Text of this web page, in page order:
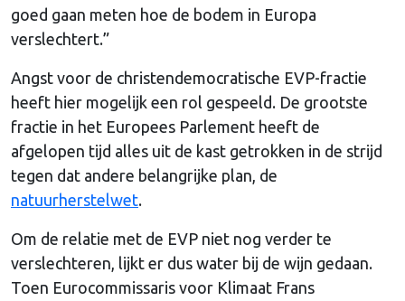
goed gaan meten hoe de bodem in Europa
verslechtert.”
Angst voor de christendemocratische EVP-fractie
heeft hier mogelijk een rol gespeeld. De grootste
fractie in het Europees Parlement heeft de
afgelopen tijd alles uit de kast getrokken in de strijd
tegen dat andere belangrijke plan, de
natuurherstelwet.
Om de relatie met de EVP niet nog verder te
verslechteren, lijkt er dus water bij de wijn gedaan.
Toen Eurocommissaris voor Klimaat Frans